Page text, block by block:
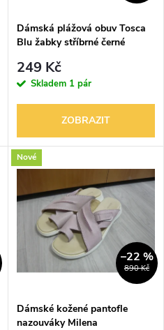
Dámská plážová obuv Tosca
Blu žabky stříbrné černé
249 Kč
Skladem 1 pár
ZOBRAZIT
Nové
890 Kč
–22 %
Dámské kožené pantofle
nazouváky Milena